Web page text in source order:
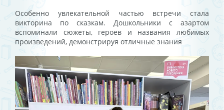
Особенно увлекательной частью встречи стала
викторина по сказкам. Дошкольники с азартом
вспоминали сюжеты, героев и названия любимых
произведений, демонстрируя отличные знания